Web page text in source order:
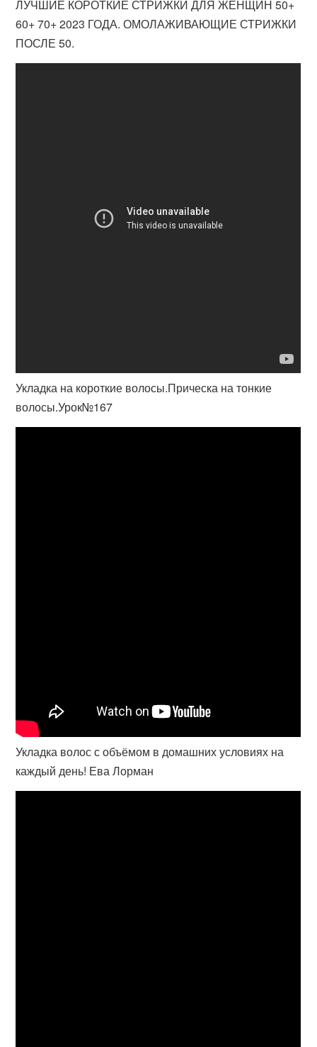
ЛУЧШИЕ КОРОТКИЕ СТРИЖКИ ДЛЯ ЖЕНЩИН 50+
60+ 70+ 2023 ГОДА. ОМОЛАЖИВАЮЩИЕ СТРИЖКИ
ПОСЛЕ 50.
Укладка на короткие волосы.Прическа на тонкие
волосы.Урок№167
Укладка волос с объёмом в домашних условиях на
каждый день! Ева Лорман